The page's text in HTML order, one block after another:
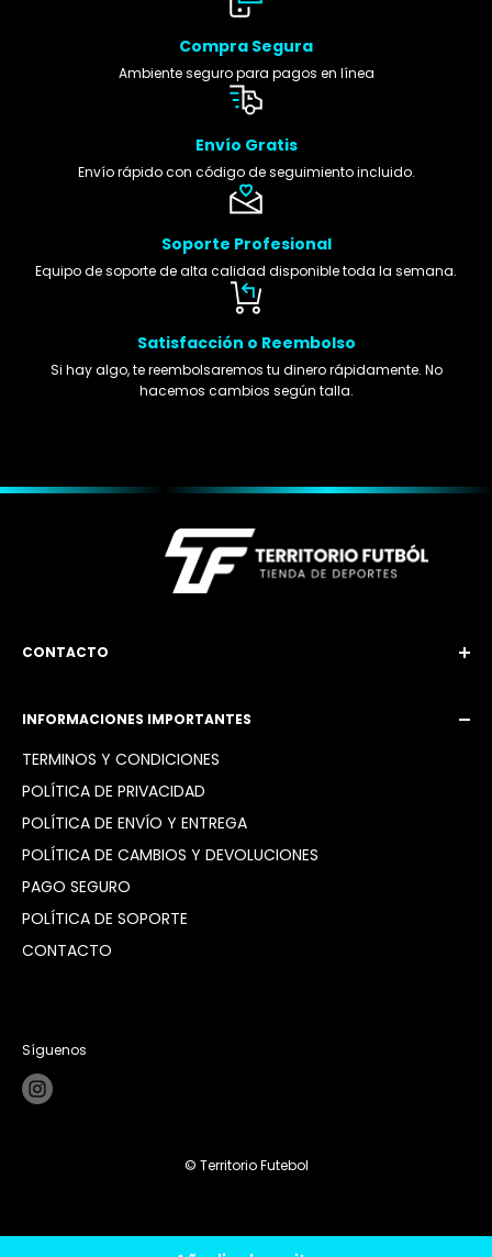
Compra Segura
Ambiente seguro para pagos en línea
Envío Gratis
Envío rápido con código de seguimiento incluido.
Soporte Profesional
Equipo de soporte de alta calidad disponible toda la semana.
Satisfacción o Reembolso
Si hay algo, te reembolsaremos tu dinero rápidamente. No
hacemos cambios según talla.
CONTACTO
Instagram: @territoriofutbol2_
INFORMACIONES IMPORTANTES
TÉRMINOS Y CONDICIONES
POLÍTICA DE PRIVACIDAD
POLÍTICA DE ENVÍO Y ENTREGA
POLÍTICA DE CAMBIOS Y DEVOLUCIONES
PAGO SEGURO
POLÍTICA DE SOPORTE
CONTACTO
Síguenos
© Territorio Futebol